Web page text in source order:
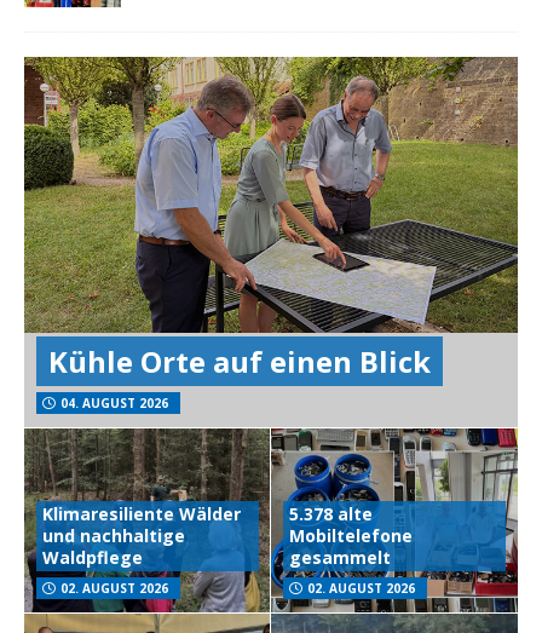
Kühle Orte auf einen Blick
04. AUGUST 2026
Klimaresiliente Wälder
und nachhaltige
Waldpflege
02. AUGUST 2026
5.378 alte
Mobiltelefone
gesammelt
02. AUGUST 2026